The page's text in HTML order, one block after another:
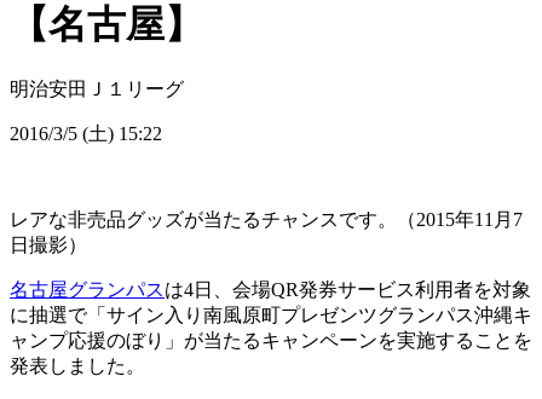
【名古屋】
明治安田Ｊ１リーグ
2016/3/5 (土) 15:22
レアな非売品グッズが当たるチャンスです。（2015年11月7
日撮影）
名古屋グランパスは4日、会場QR発券サービス利用者を対象
に抽選で「サイン入り南風原町プレゼンツグランパス沖縄キ
ャンプ応援のぼり」が当たるキャンペーンを実施することを
発表しました。